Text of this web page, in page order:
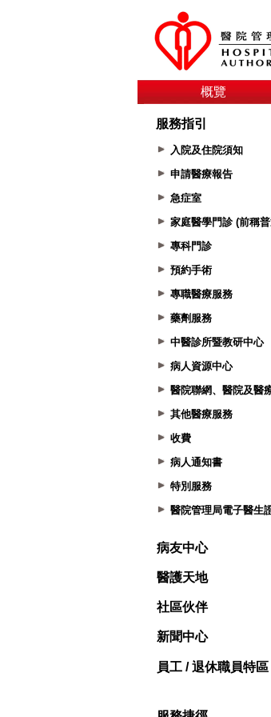
概覽
服務指引
入院及住院須知
申請醫療報告
急症室
家庭醫學門診 (前稱
專科門診
預約手術
專職醫療服務
藥劑服務
中醫診所暨教研中心
病人資源中心
醫院聯網、醫院及醫
其他醫療服務
收費
病人通知書
特別服務
醫院管理局電子醫生
病友中心
醫護天地
社區伙伴
新聞中心
員工 / 退休職員特區